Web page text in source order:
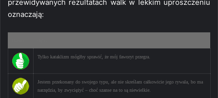
przewidywanych rezultatach walk w lekkim uproszczeniu
oznaczają:
Tylko kataklizm mógłby sprawić, że mój faworyt przegra.
Jestem przekonany do swojego typu, ale nie skreślam całkowicie jego rywala, bo ma
narzędzia, by zwyciężyć – choć szanse na to są niewielkie.